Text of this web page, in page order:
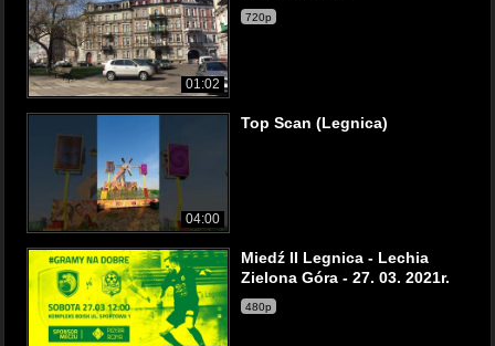
01:02
720p
04:00
Top Scan (Legnica)
Miedź II Legnica - Lechia
Zielona Góra - 27. 03. 2021r.
480p